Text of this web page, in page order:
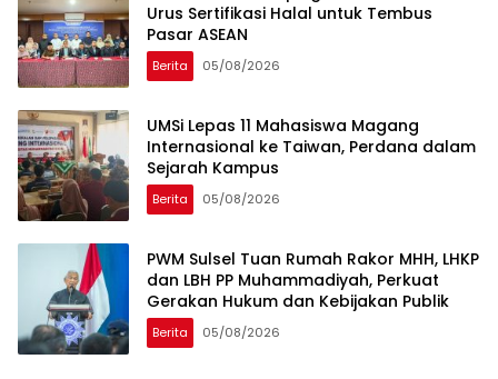
Urus Sertifikasi Halal untuk Tembus
Pasar ASEAN
Berita 05/08/2026
UMSi Lepas 11 Mahasiswa Magang
Internasional ke Taiwan, Perdana dalam
Sejarah Kampus
Berita 05/08/2026
PWM Sulsel Tuan Rumah Rakor MHH, LHKP
dan LBH PP Muhammadiyah, Perkuat
Gerakan Hukum dan Kebijakan Publik
Berita 05/08/2026